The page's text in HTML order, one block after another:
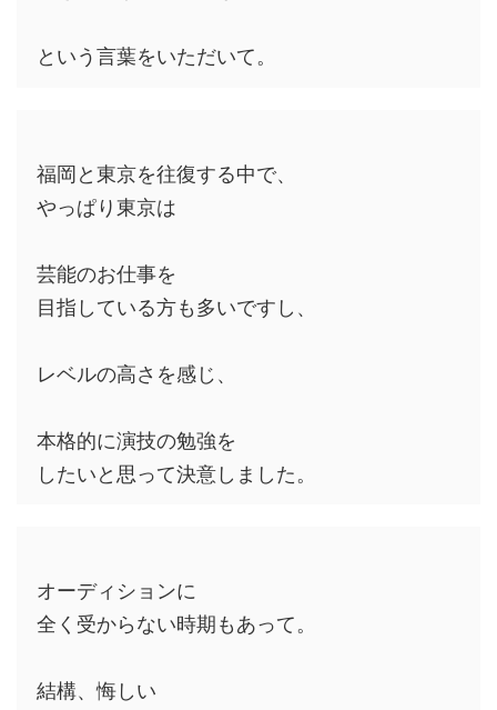
という言葉をいただいて。
福岡と東京を往復する中で、
やっぱり東京は
芸能のお仕事を
目指している方も多いですし、
レベルの高さを感じ、
本格的に演技の勉強を
したいと思って決意しました。
オーディションに
全く受からない時期もあって。
結構、悔しい